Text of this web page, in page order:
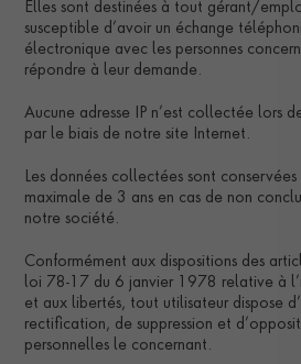
Elles sont destinées à tout gérant/
susceptible d’avoir un échange
électronique avec les personnes
répondre à leur demande.
Aucune adresse IP n’est collectée lors
par le biais de notre site Internet.
Les données collectées sont
maximale de 3 ans en cas de non
notre société.
Conformément aux dispositions des
loi 78-17 du 6 janvier 1978 relative à
et aux libertés, tout utilisateur dispose
rectification, de suppression et
personnelles le concernant.